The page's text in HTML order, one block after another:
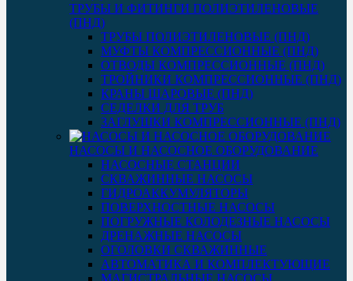
ТРУБЫ И ФИТИНГИ ПОЛИЭТИЛЕНОВЫЕ
(ПНД)
ТРУБЫ ПОЛИЭТИЛЕНОВЫЕ (ПНД)
МУФТЫ КОМПРЕССИОННЫЕ (ПНД)
ОТВОДЫ КОМПРЕССИОННЫЕ (ПНД)
ТРОЙНИКИ КОМПРЕССИОННЫЕ (ПНД)
КРАНЫ ШАРОВЫЕ (ПНД)
СЕДЕЛКИ ДЛЯ ТРУБ
ЗАГЛУШКИ КОМПРЕССИОННЫЕ (ПНД)
НАСОСЫ И НАСОСНОЕ ОБОРУДОВАНИЕ
НАСОСНЫЕ СТАНЦИИ
СКВАЖИННЫЕ НАСОСЫ
ГИДРОАККУМУЛЯТОРЫ
ПОВЕРХНОСТНЫЕ НАСОСЫ
ПОГРУЖНЫЕ КОЛОДЕЗНЫЕ НАСОСЫ
ДРЕНАЖНЫЕ НАСОСЫ
ОГОЛОВКИ СКВАЖИННЫЕ
АВТОМАТИКА И КОМПЛЕКТУЮЩИЕ
МАГИСТРАЛЬНЫЕ НАСОСЫ